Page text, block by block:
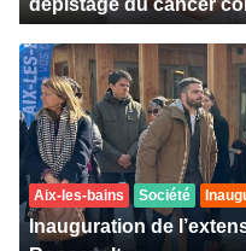
dépistage du cancer
Aix-les-bains Société
Inauguration de